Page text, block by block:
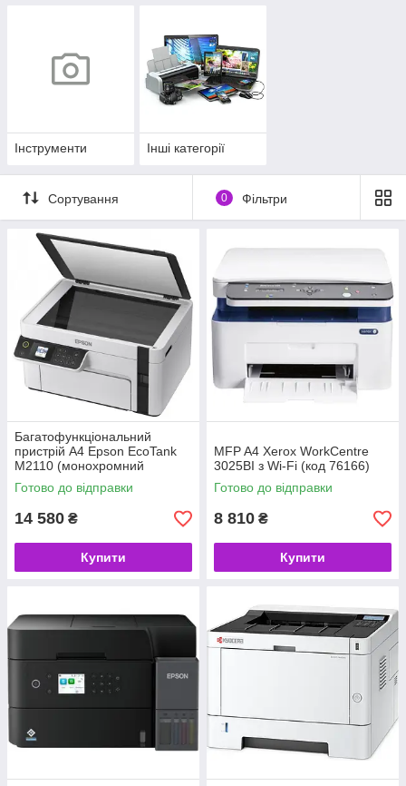
Інструменти Інші категорії
Сортування 0 Фільтри
Багатофункціональний
пристрій A4 Epson EcoTank
M2110 (монохромний
принтер/сканер/копір, USB,
Ethernet) (код 116845)
Готово до відправки
14 580 ₴
Купити
MFP A4 Xerox WorkCentre
3025BI з Wi-Fi (код 76166)
Готово до відправки
8 810 ₴
Купити